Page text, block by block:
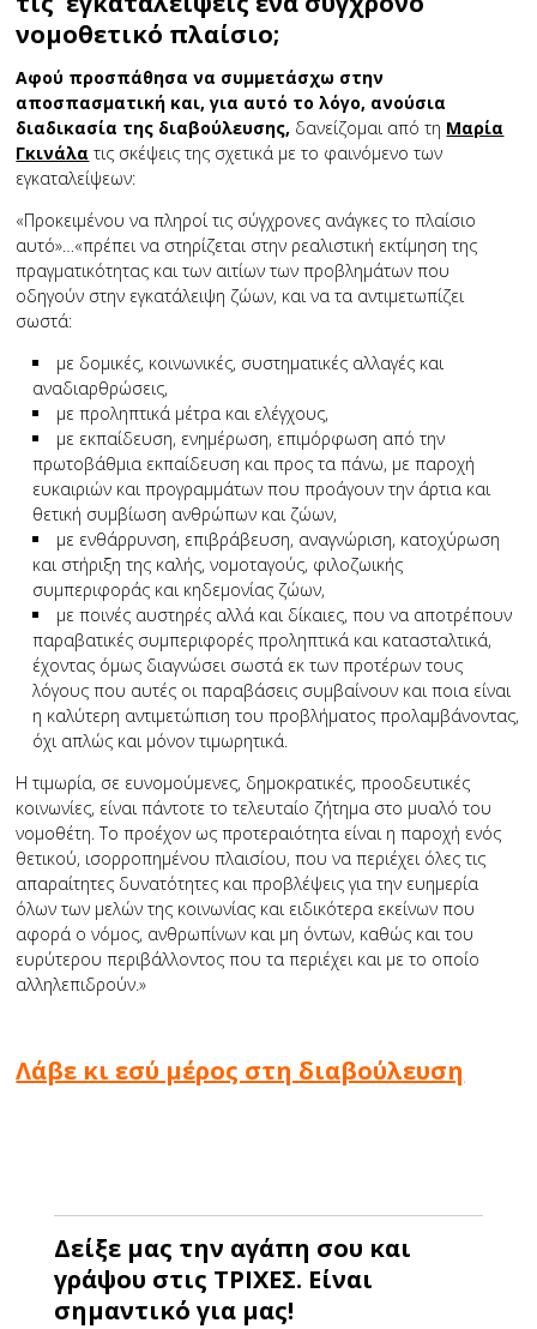
νομοθετικό πλαίσιο;
Αφού προσπάθησα να συμμετάσχω στην
αποσπασματική και, για αυτό το λόγο, ανούσια
διαδικασία της διαβούλευσης, δανείζομαι από τη Μαρία
Γκινάλα τις σκέψεις της σχετικά με το φαινόμενο των
εγκαταλείψεων:
«Προκειμένου να πληροί τις σύγχρονες ανάγκες το πλαίσιο
αυτό»…«πρέπει να στηρίζεται στην ρεαλιστική εκτίμηση της
πραγματικότητας και των αιτίων των προβλημάτων που
οδηγούν στην εγκατάλειψη ζώων, και να τα αντιμετωπίζει
σωστά:
με δομικές, κοινωνικές, συστηματικές αλλαγές και
αναδιαρθρώσεις,
με προληπτικά μέτρα και ελέγχους,
με εκπαίδευση, ενημέρωση, επιμόρφωση από την
πρωτοβάθμια εκπαίδευση και προς τα πάνω, με παροχή
ευκαιριών και προγραμμάτων που προάγουν την άρτια και
θετική συμβίωση ανθρώπων και ζώων,
με ενθάρρυνση, επιβράβευση, αναγνώριση, κατοχύρωση
και στήριξη της καλής, νομοταγούς, φιλοζωικής
συμπεριφοράς και κηδεμονίας ζώων,
με ποινές αυστηρές αλλά και δίκαιες, που να αποτρέπουν
παραβατικές συμπεριφορές προληπτικά και κατασταλτικά,
έχοντας όμως διαγνώσει σωστά εκ των προτέρων τους
λόγους που αυτές οι παραβάσεις συμβαίνουν και ποια είναι
η καλύτερη αντιμετώπιση του προβλήματος προλαμβάνοντας,
όχι απλώς και μόνον τιμωρητικά.
Η τιμωρία, σε ευνομούμενες, δημοκρατικές, προοδευτικές
κοινωνίες, είναι πάντοτε το τελευταίο ζήτημα στο μυαλό του
νομοθέτη. Το προέχον ως προτεραιότητα είναι η παροχή ενός
θετικού, ισορροπημένου πλαισίου, που να περιέχει όλες τις
απαραίτητες δυνατότητες και προβλέψεις για την ευημερία
όλων των μελών της κοινωνίας και ειδικότερα εκείνων που
αφορά ο νόμος, ανθρωπίνων και μη όντων, καθώς και του
ευρύτερου περιβάλλοντος που τα περιέχει και με το οποίο
αλληλεπιδρούν.»
Λάβε κι εσύ μέρος στη διαβούλευση
Δείξε μας την αγάπη σου και
γράψου στις ΤΡΙΧΕΣ. Είναι
σημαντικό για μας!